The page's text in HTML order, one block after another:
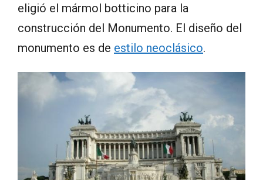
eligió el mármol botticino para la
construcción del Monumento. El diseño del
monumento es de estilo neoclásico.